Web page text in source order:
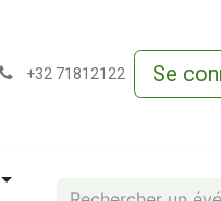
de-vente
+32 71812122 Se